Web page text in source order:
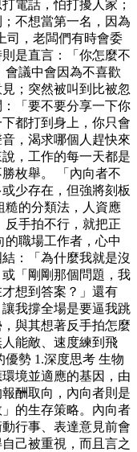
電話，怕打擾人家；
不想當第一名，因為
司，老闆們有時會委
是直言：「你怎麼不
會議中會因為不喜歡
；突然被叫到比被忽
「要不要分享一下你
都打到身上，你只會
，渴求哪個人趕快來
，工作的每一天都是
枚舉。 「內向者不
少存在，但強將刻板
糙的分類法，人資應
反手拍不行，就把正
職場工作者，心中
：「為什麼我就是沒
「剛剛那個問題，我
想到答案？」還有
我撐全場是要逼我跳
與其想著反手拍怎麼
能敵、速度練到飛
勢 1.深度思考 生物
境並適應的基因，由
酬取向，內向者則是
的生存策略。內向者
行事、表達意見前會
己被重視，而且言之